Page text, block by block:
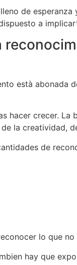
de
a
està abonada
hacer crecer. La
la creatividad,
de
lo que
hay que